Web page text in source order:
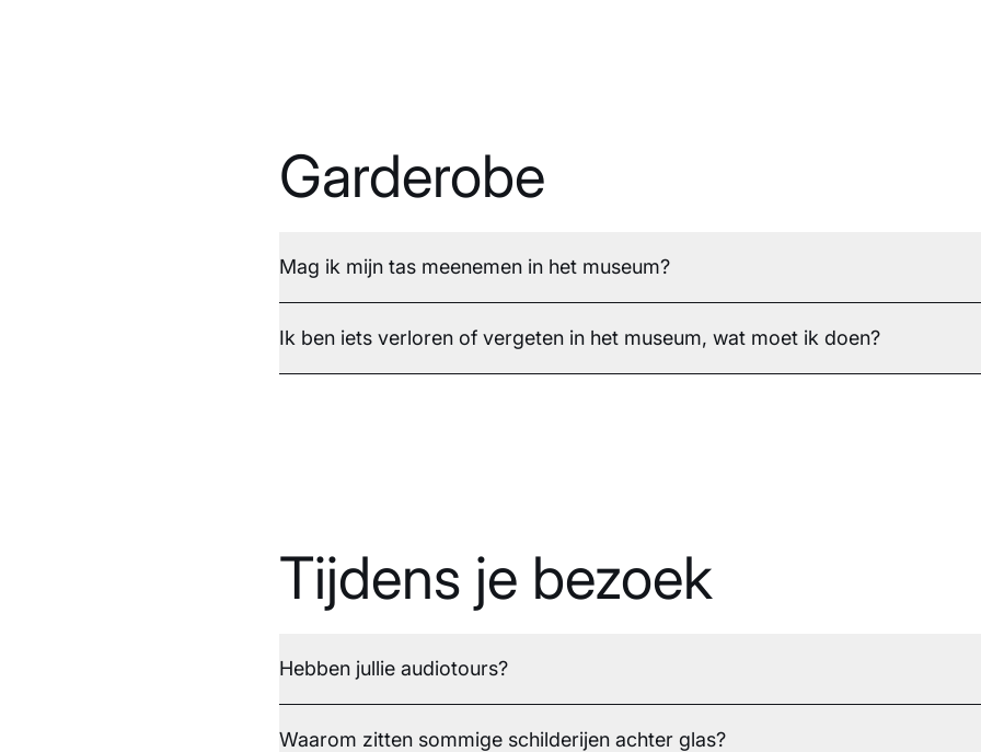
Garderobe
Mag ik mijn tas meenemen in het museum?
Ik ben iets verloren of vergeten in het museum, wat moet ik doen?
Tijdens je bezoek
Hebben jullie audiotours?
Waarom zitten sommige schilderijen achter glas?